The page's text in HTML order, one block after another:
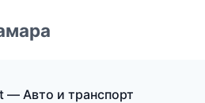
— Авто и транспорт